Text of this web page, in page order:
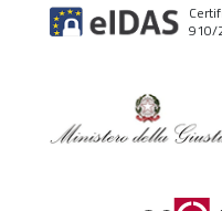
910/